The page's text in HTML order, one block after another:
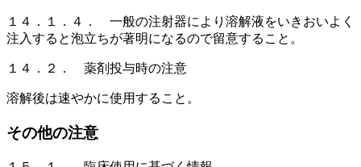
１４．１．４． 一般の注射器により溶解液をいきおいよく
注入すると泡立ちが著明になるので留意すること。
１４．２． 薬剤投与時の注意
溶解後は速やかに使用すること。
その他の注意